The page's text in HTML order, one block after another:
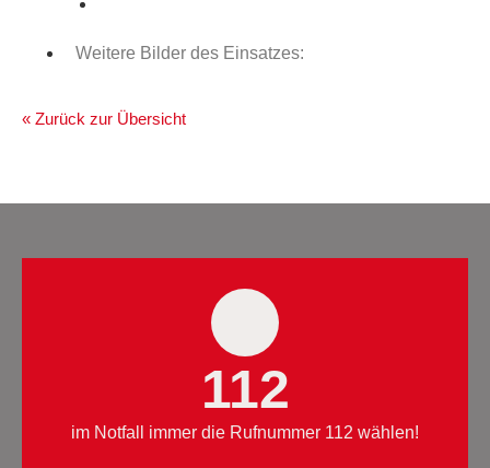
Weitere Bilder des Einsatzes:
« Zurück zur Übersicht
112
im Notfall immer die Rufnummer 112 wählen!